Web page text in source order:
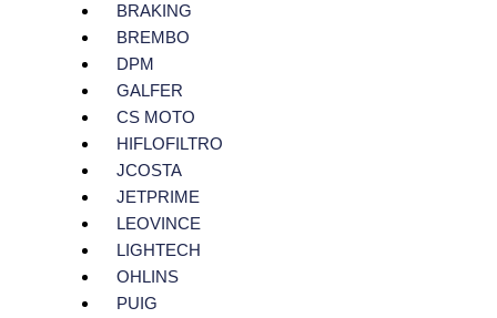
BRAKING
BREMBO
DPM
GALFER
CS MOTO
HIFLOFILTRO
JCOSTA
JETPRIME
LEOVINCE
LIGHTECH
OHLINS
PUIG